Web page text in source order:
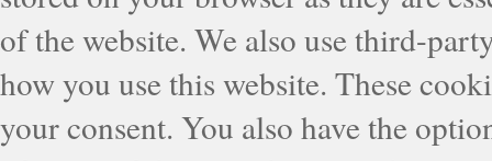
of the website. We also use third-
how you use this website. These
your consent. You also have the